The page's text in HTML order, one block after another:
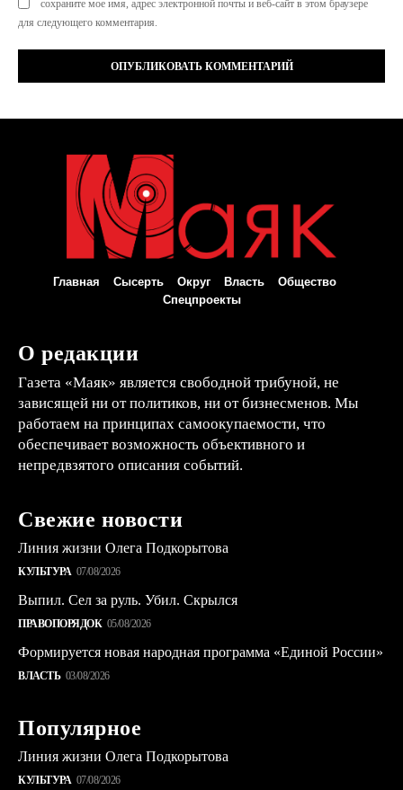
сохраните мое имя, адрес электронной почты и веб-сайт в этом браузере
для следующего комментария.
Главная Сысерть Округ Власть
Общество
Спецпроекты
О редакции
Газета «Маяк» является свободной трибуной, не
зависящей ни от политиков, ни от бизнесменов. Мы
работаем на принципах самоокупаемости, что
обеспечивает возможность объективного и
непредвзятого описания событий.
Свежие новости
Линия жизни Олега Подкорытова
КУЛЬТУРА 07/08/2026
Выпил. Сел за руль. Убил. Скрылся
ПРАВОПОРЯДОК 05/08/2026
Формируется новая народная программа «Единой России»
ВЛАСТЬ 03/08/2026
Популярное
Линия жизни Олега Подкорытова
КУЛЬТУРА 07/08/2026